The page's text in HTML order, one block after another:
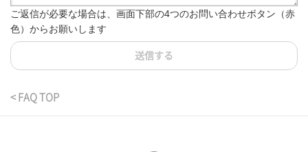
ご返信が必要な場合は、画面下部の4つのお問い合わせボタン（赤
色）からお願いします
送信する
< FAQ TOP